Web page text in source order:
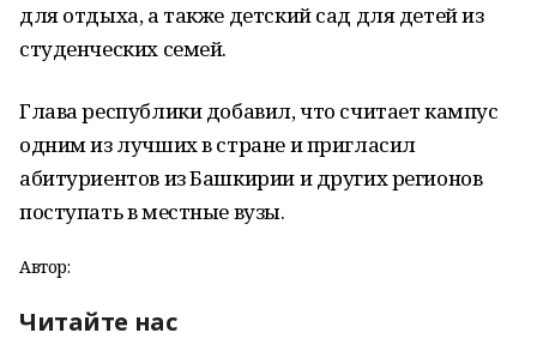
для отдыха, а также детский сад для детей из
студенческих семей.
Глава республики добавил, что считает кампус
одним из лучших в стране и пригласил
абитуриентов из Башкирии и других регионов
поступать в местные вузы.
Автор:
Читайте нас